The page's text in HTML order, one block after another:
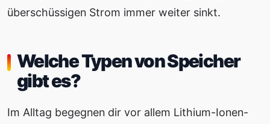
überschüssigen Strom immer weiter sinkt.
Welche Typen von Speicher
gibt es?
Im Alltag begegnen dir vor allem Lithium-Ionen-